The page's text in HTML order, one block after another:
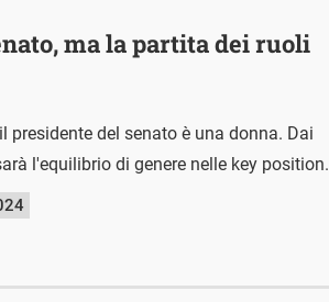
ma la partita dei ruoli
del senato è una donna. Dai
l'equilibrio di genere nelle key position.